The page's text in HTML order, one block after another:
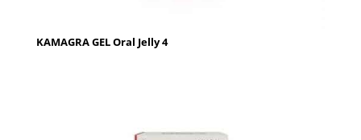
KAMAGRA GEL Oral Jelly 4